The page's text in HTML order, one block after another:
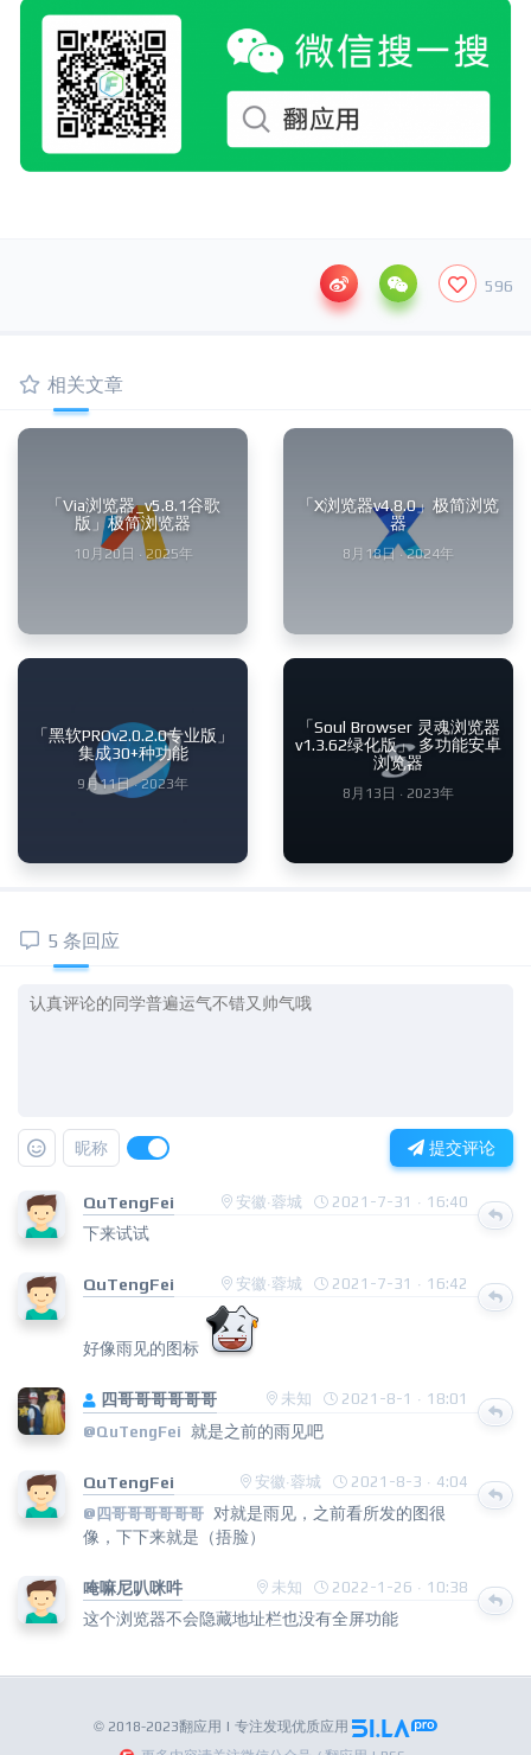
596
相关文章
「Via浏览器_v5.8.1谷歌
版」极简浏览器
10月20日 · 2025年
「X浏览器v4.8.0」极简浏览
器
8月18日 · 2024年
「黑软PROv2.0.2.0专业版」
集成30+种功能
9月11日 · 2023年
「Soul Browser 灵魂浏览器
v1.3.62绿化版」 多功能安卓
浏览器
8月13日 · 2023年
5 条回应
昵称 提交评论
QuTengFei 安徽·蓉城 2021-7-31 · 16:40
下来试试
QuTengFei 安徽·蓉城 2021-7-31 · 16:42
好像雨见的图标
四哥哥哥哥哥哥 未知
2021-8-1 · 18:01
@QuTengFei 就是之前的雨见吧
QuTengFei 安徽·蓉城
2021-8-3 · 4:04
@四哥哥哥哥哥哥 对就是雨见，之前看所发的图很
像，下下来就是（捂脸）
唵嘛尼叭咪吽 未知 2022-1-26 · 10:38
这个浏览器不会隐藏地址栏也没有全屏功能
© 2018-2023翻应用 | 专注发现优质应用